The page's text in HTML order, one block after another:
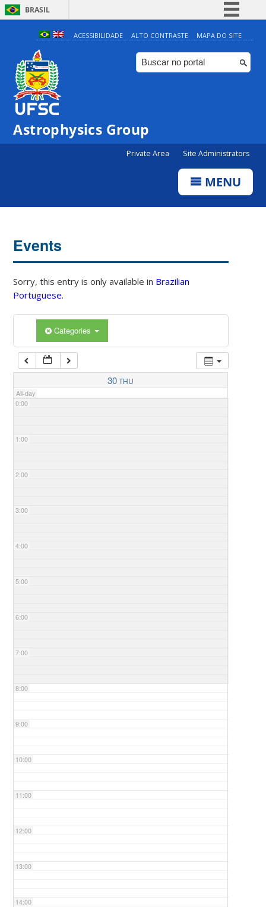
BRASIL
Simplifique!
Comunica BR
Participe
ACESSIBILIDADE ALTO CONTRASTE MAPA DO SITE
Astrophysics Group
Private Area Site Administrators
MENU
Events
Sorry, this entry is only available in Brazilian
Portuguese.
Categories
30THU
All-day
0:00
1:00
2:00
3:00
4:00
5:00
6:00
7:00
8:00
9:00
10:00
11:00
12:00
13:00
14:00